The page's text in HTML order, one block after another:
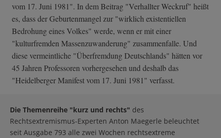
vom 17. Juni 1981". In dem Beitrag "Verhallter Weckruf" heißt
es, dass der Geburtenmangel zur "wirklich existentiellen
Bedrohung eines Volkes" werde, wenn er mit einer
"kulturfremden Massenzuwanderung" zusammenfalle. Und
diese vermeintliche "Überfremdung Deutschlands" hätten vor
45 Jahren Professoren vorhergesehen und deshalb das
"Heidelberger Manifest vom 17. Juni 1981" verfasst.
Die Themenreihe "kurz und rechts" des
Rechtsextremismus-Experten Anton Maegerle beleuchtet
seit Ausgabe 793 alle zwei Wochen rechtsextreme